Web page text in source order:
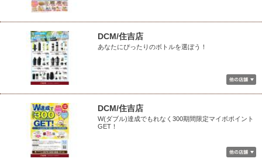
DCM/住吉店
あなたにぴったりのボトルを選ぼう！
DCM/住吉店
W(ダブル)達成でもれなく300期間限定マイボポイント
GET！